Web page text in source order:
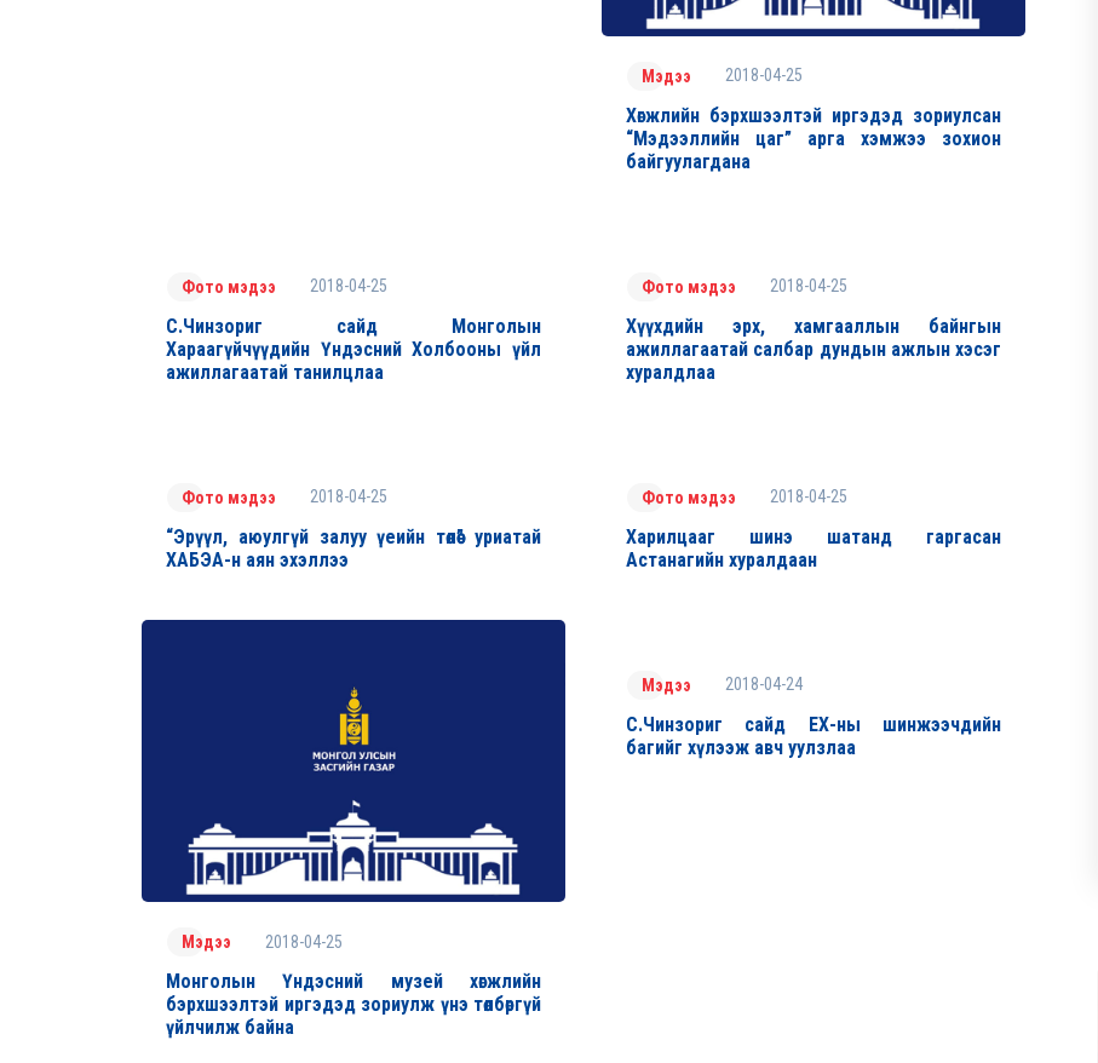
Мэдээ 2018-04-25
Хөгжлийн бэрхшээлтэй иргэдэд зориулсан
“Мэдээллийн цаг” арга хэмжээ зохион
байгуулагдана
Фото мэдээ 2018-04-25
С.Чинзориг сайд Монголын
Хараагүйчүүдийн Үндэсний Холбооны үйл
ажиллагаатай танилцлаа
Фото мэдээ 2018-04-25
Хүүхдийн эрх, хамгааллын байнгын
ажиллагаатай салбар дундын ажлын хэсэг
хуралдлаа
Фото мэдээ 2018-04-25
“Эрүүл, аюулгүй залуу үеийн төлөө” уриатай
ХАБЭА-н аян эхэллээ
Фото мэдээ 2018-04-25
Харилцааг шинэ шатанд гаргасан
Астанагийн хуралдаан
Мэдээ 2018-04-25
Монголын Үндэсний музей хөгжлийн
бэрхшээлтэй иргэдэд зориулж үнэ төлбөргүй
үйлчилж байна
Мэдээ 2018-04-24
С.Чинзориг сайд ЕХ-ны шинжээчдийн
багийг хүлээж авч уулзлаа